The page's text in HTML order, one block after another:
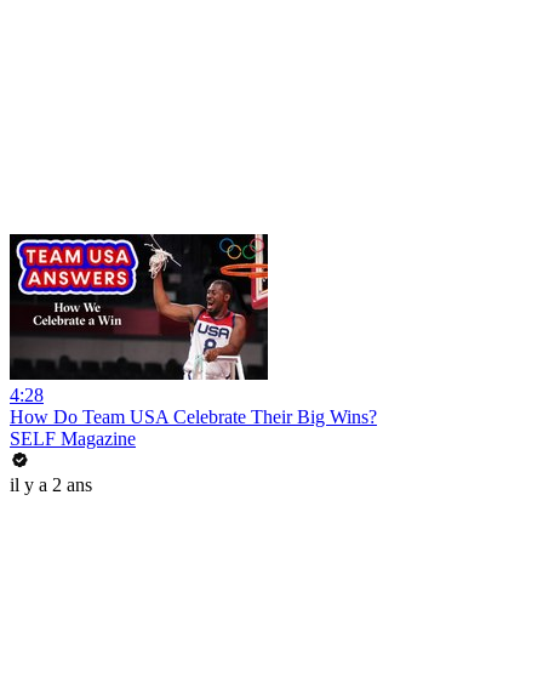
4:28
How Do Team USA Celebrate Their Big Wins?
SELF Magazine
il y a 2 ans